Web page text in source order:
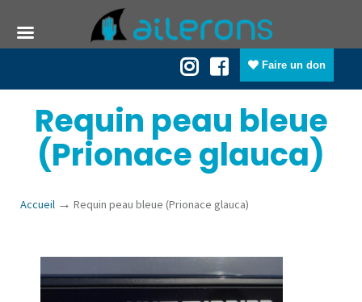
Faire un don
Requin peau bleue
(Prionace glauca)
Accueil → Requin peau bleue (Prionace glauca)